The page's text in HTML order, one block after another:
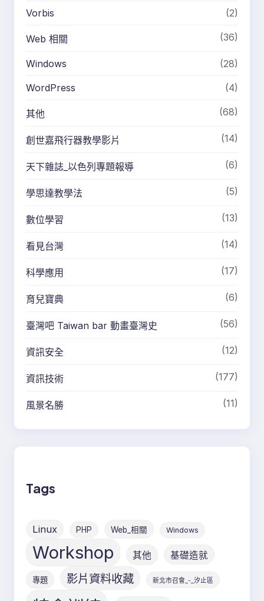
Vorbis (2)
Web 相關 (36)
Windows (28)
WordPress (4)
其他 (68)
創世嘉飛行器教學影片 (14)
天下雜誌_以色列專題報導 (6)
學思達教學法 (5)
數位學習 (13)
看見台灣 (14)
科學應用 (17)
育兒寶典 (6)
臺灣吧 Taiwan bar 動畫臺灣史 (56)
資訊安全 (12)
資訊技術 (177)
風景名勝 (11)
Tags
Linux PHP Web_相關 Windows
Workshop 其他 基礎造就
專題 影片資料收藏 新北市召會_-_汐止區